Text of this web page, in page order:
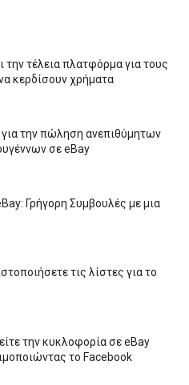
την τέλεια πλατφόρμα για τους
κερδίσουν χρήματα
για την πώληση ανεπιθύμητων
σε eBay
Γρήγορη Συμβουλές με μια
τις λίστες για το
την κυκλοφορία σε eBay
το Facebook